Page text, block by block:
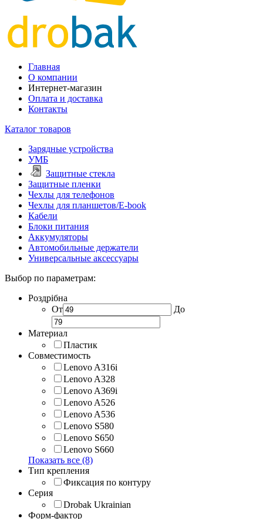
Главная
О компании
Интернет-магазин
Оплата и доставка
Контакты
Каталог товаров
Зарядные устройства
УМБ
Защитные стекла
Защитные пленки
Чехлы для телефонов
Чехлы для планшетов/E-book
Кабели
Блоки питания
Аккумуляторы
Автомобильные держатели
Универсальные аксессуары
Выбор по параметрам:
Роздрібна
От
До
Материал
Пластик
Совместимость
Lenovo A316i
Lenovo A328
Lenovo A369i
Lenovo A526
Lenovo A536
Lenovo S580
Lenovo S650
Lenovo S660
Показать все (8)
Тип крепления
Фиксация по контуру
Серия
Drobak Ukrainian
Форм-фактор